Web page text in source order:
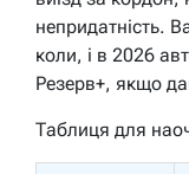
непридатність.
коли, і в 2026
Резерв+, якщо
Таблиця для